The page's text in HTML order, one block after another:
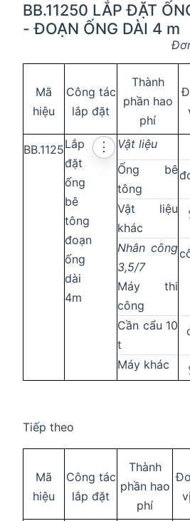
BB.11250 LẮP ĐẶT
- ĐOẠN ỐNG DÀI 4 m
Mã
hiệu
Công tác
lắp đặt
Thành
phần hao
phí
BB.1125Lắp
đặt
ống
bê
tông
đoạn
ống
dài
4m
⋮
Vật liệu
Ống bê
tông
Vật liệu
khác
Nhân công
3,5/7
Máy thi
công
Cần cẩu 10
t
Máy khác
Tiếp theo
Mã
hiệu
Công tác
lắp đặt
Thành
phần hao
phí
vị